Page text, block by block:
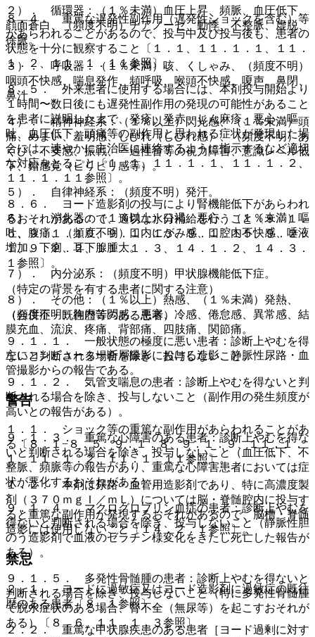
８．４． 重篤な遅発性副作用（遅発性ショックを含む）等
があらわれることがあるので、投与中及び投与後も、患者の
状態を十分に観察すること〔１．１、１１．１．１、１１．
１．２、１１．１．１１参照〕。
８．５． 外来患者に使用する場合には、本剤投与開始より
１時間〜数日後にも遅発性副作用の発現の可能性があること
を患者に説明した上で、発疹、発赤、じん麻疹、悪心、嘔
吐、血圧低下、頭痛等の副作用と思われる症状が発現した場
合には、速やかに主治医に連絡するように指示するなど適切
な対応をとること〔１．１、１１．１．１、１１．１．２、
１１．１．１１参照〕。
８．６． ヨード造影剤の投与により腎機能低下があらわれ
るおそれがあるので、適切な水分補給を行うこと〔９．１．
５、９．１．１０、９．１．１３、９．１．１５、９．２．
１、９．２．２、１１．１．３、１４．１．２、１４．３．
１参照〕。
（特定の背景を有する患者に関する注意）
（合併症・既往歴等のある患者）
９．１．１． 一般状態の極度に悪い患者：診断上やむを得
ないと判断される場合を除き、投与しないこと。
９．１．２． 気管支喘息の患者：診断上やむを得ないと判
断される場合を除き、投与しないこと（副作用の発生頻度が
高いとの報告がある）。
９．１．３． 重篤な心障害のある患者：診断上やむを得な
いと判断される場合を除き、投与しないこと（血圧低下、不
整脈、頻脈等の報告があり、重篤な心障害患者においては症
状が悪化するおそれがある）。
９．１．４． マクログロブリン血症の患者：診断上やむを
得ないと判断される場合を除き、投与しないこと（静脈性胆
のう造影剤で血液のゼラチン様変化をきたし死亡した報告が
ある）。
９．１．５． 多発性骨髄腫の患者：診断上やむを得ないと
判断される場合を除き、投与しないこと（特に多発性骨髄腫
で脱水症状のある場合、腎不全（無尿等）を起こすおそれが
ある）〔８．６、１１．１．３参照〕。
２）． 循環器：（１％未満）血圧上昇、頻脈、血圧低下、
顔面蒼白、（頻度不明）チアノーゼ、動悸、不整脈、虚脱、
徐脈。
３）． 呼吸器：（１％未満）咳、くしゃみ、（頻度不明）
咽頭不快感、喘息発作、頻呼吸、喉頭不快感、嗄声、鼻閉、
鼻汁。
４）． 精神神経系：（１％以上）閃光感、（１％未満）頭
痛、めまい、羞明感、しびれ（しびれ感）、（頻度不明）あ
くび、不安感、振戦、一過性盲等の視力障害、意識レベル低
下、錯感覚（ピリピリ感等）。
５）． 自律神経系：（頻度不明）発汗。
６）． 消化器：（１％以上）口渇、悪心、（１％未満）嘔
吐、腹痛、（頻度不明）口内にがみ感、口腔内不快感、唾液
増加、下痢、耳下腺腫大。
７）． 内分泌系：（頻度不明）甲状腺機能低下症。
８）． その他：（１％以上）熱感、（１％未満）発熱、
（頻度不明）胸内苦悶感、悪寒、冷感、倦怠感、異常感、結
膜充血、流涙、疼痛、背部痛、四肢痛、関節痛。
主にコンピューター断層撮影における造影、静脈性尿路・血
管撮影からの報告である。
警告
１．１． ショック等の重篤な副作用があらわれることがあ
る〔８．１−８．５、９．１．８、９．１．９、１１．１．
１、１１．１．２、１１．１．１１参照〕。
１．２． 本剤は尿路・血管用造影剤であり、特に高濃度製
剤（３７０ｍｇＩ／ｍＬ）については脳・脊髄腔内に投与す
ると重篤な副作用が発現するおそれがあるので、脳槽・脊髄
造影には使用しないこと〔１４．２．１参照〕。
禁忌
２．１． ヨードに過敏症又はヨード造影剤に過敏症の既往
歴のある患者〔８．１参照〕。
２．２． 重篤な甲状腺疾患のある患者［ヨード過剰に対す